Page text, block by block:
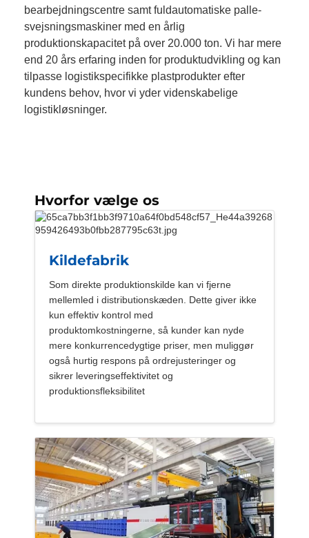
bearbejdningscentre samt fuldautomatiske palle-
svejsningsmaskiner med en årlig
produktionskapacitet på over 20.000 ton. Vi har mere
end 20 års erfaring inden for produktudvikling og kan
tilpasse logistikspecifikke plastprodukter efter
kundens behov, hvor vi yder videnskabelige
logistikløsninger.
Hvorfor vælge os
Kildefabrik
Som direkte produktionskilde kan vi fjerne
mellemled i distributionskæden. Dette giver ikke
kun effektiv kontrol med
produktomkostningerne, så kunder kan nyde
mere konkurrencedygtige priser, men muliggør
også hurtig respons på ordrejusteringer og
sikrer leveringseffektivitet og
produktionsfleksibilitet